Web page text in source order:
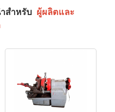
สำหรับ ผู้ผลิตและ